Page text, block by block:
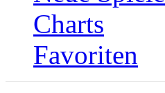
Charts
Favoriten